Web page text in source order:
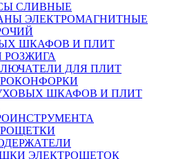
СЛИВНЫЕ
ЭЛЕКТРОМАГНИТНЫЕ
ШКАФОВ И ПЛИТ
РОЗЖИГА
ДЛЯ ПЛИТ
ШКАФОВ И ПЛИТ
ЭЛЕКТРОЩЕТОК